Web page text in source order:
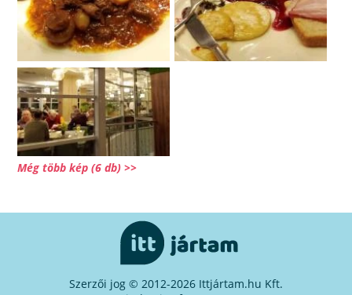
Még több kép (6 db) >>
Szerzői jog © 2012-2026 Ittjártam.hu Kft.